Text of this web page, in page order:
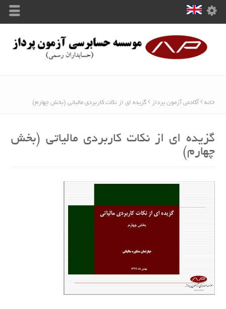
خانه آکادمی آزمون پرداز گزیده ای از نکات کاربردی مالیاتی (بخش چهارم)
گزیده ای از نکات کاربردی مالیاتی (بخش
چهارم)